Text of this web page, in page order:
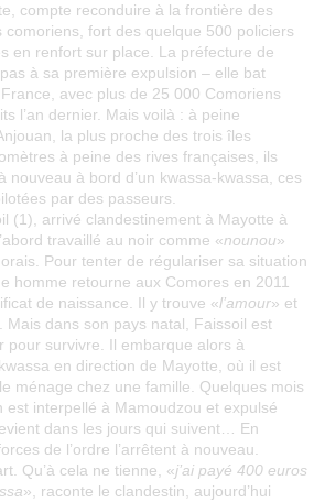
compte reconduire à la frontière des
comoriens, fort des quelque 500 policiers
en renfort sur place. La préfecture de
à sa première expulsion – elle bat
avec plus de 25 000 Comoriens
l’an dernier. Mais voilà : à peine
la plus proche des trois îles
à peine des rives françaises, ils
nouveau à bord d’un kwassa-kwassa, ces
par des passeurs.
(1), arrivé clandestinement à Mayotte à
travaillé au noir comme «nounou»
Pour tenter de régulariser sa situation
homme retourne aux Comores en 2011
de naissance. Il y trouve «l’amour» et
Mais dans son pays natal, Faissoil est
pour survivre. Il embarque alors à
en direction de Mayotte, où il est
ménage chez une famille. Quelques mois
est interpellé à Mamoudzou et expulsé
dans les jours qui suivent… En
de l’ordre l’arrêtent à nouveau.
Qu’à cela ne tienne, «j’ai payé 400 euros
», raconte le clandestin, aujourd’hui